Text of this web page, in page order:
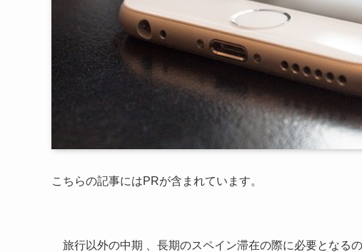
こちらの記事にはPRが含まれています。
旅行以外の中期 、長期のスペイン滞在の際に必要となる